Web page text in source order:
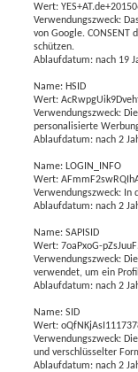
Wert:
Verwendungszweck:
von Google.
schützen.
Ablaufdatum: nach 19
Name: HSID
Wert:
Verwendungszweck:
personalisierte
Ablaufdatum: nach 2
Name: LOGIN_INFO
Wert:
Verwendungszweck: In
Ablaufdatum: nach 2
Name: SAPISID
Wert: 7oaPxoG-
Verwendungszweck:
verwendet, um ein
Ablaufdatum: nach 2
Name: SID
Wert:
Verwendungszweck:
und verschlüsselter
Ablaufdatum: nach 2